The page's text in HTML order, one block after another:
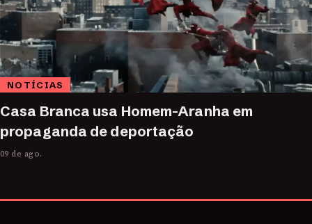
NOTÍCIAS
Casa Branca usa Homem-Aranha em
propaganda de deportação
09 de ago.